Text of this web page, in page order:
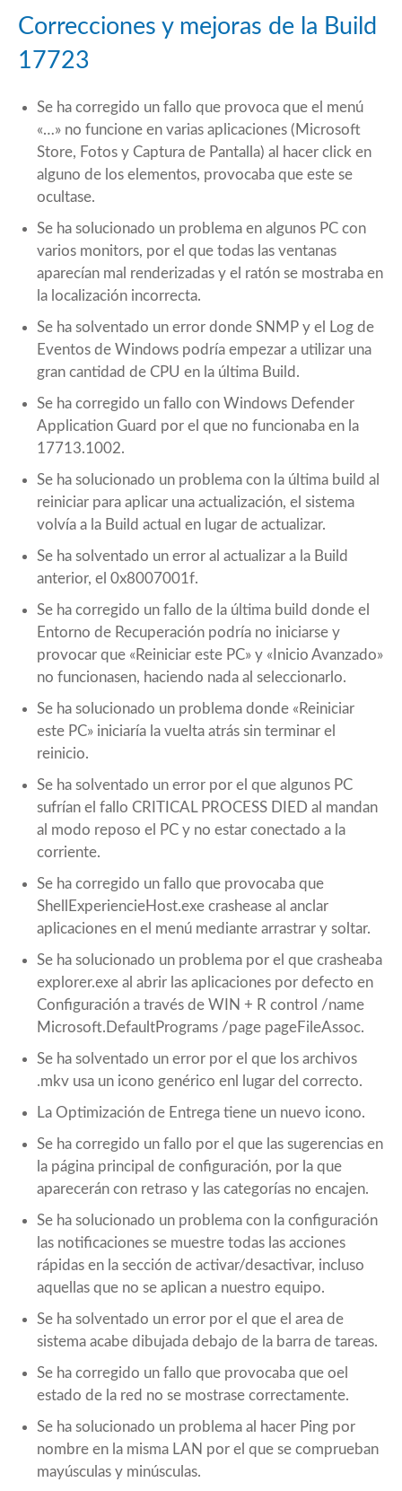
Correcciones y mejoras de la Build
17723
Se ha corregido un fallo que provoca que el menú
«…» no funcione en varias aplicaciones (Microsoft
Store, Fotos y Captura de Pantalla) al hacer click en
alguno de los elementos, provocaba que este se
ocultase.
Se ha solucionado un problema en algunos PC con
varios monitors, por el que todas las ventanas
aparecían mal renderizadas y el ratón se mostraba en
la localización incorrecta.
Se ha solventado un error donde SNMP y el Log de
Eventos de Windows podría empezar a utilizar una
gran cantidad de CPU en la última Build.
Se ha corregido un fallo con Windows Defender
Application Guard por el que no funcionaba en la
17713.1002.
Se ha solucionado un problema con la última build al
reiniciar para aplicar una actualización, el sistema
volvía a la Build actual en lugar de actualizar.
Se ha solventado un error al actualizar a la Build
anterior, el 0x8007001f.
Se ha corregido un fallo de la última build donde el
Entorno de Recuperación podría no iniciarse y
provocar que «Reiniciar este PC» y «Inicio Avanzado»
no funcionasen, haciendo nada al seleccionarlo.
Se ha solucionado un problema donde «Reiniciar
este PC» iniciaría la vuelta atrás sin terminar el
reinicio.
Se ha solventado un error por el que algunos PC
sufrían el fallo CRITICAL PROCESS DIED al mandan
al modo reposo el PC y no estar conectado a la
corriente.
Se ha corregido un fallo que provocaba que
ShellExperiencieHost.exe crashease al anclar
aplicaciones en el menú mediante arrastrar y soltar.
Se ha solucionado un problema por el que crasheaba
explorer.exe al abrir las aplicaciones por defecto en
Configuración a través de WIN + R control /name
Microsoft.DefaultPrograms /page pageFileAssoc.
Se ha solventado un error por el que los archivos
.mkv usa un icono genérico enl lugar del correcto.
La Optimización de Entrega tiene un nuevo icono.
Se ha corregido un fallo por el que las sugerencias en
la página principal de configuración, por la que
aparecerán con retraso y las categorías no encajen.
Se ha solucionado un problema con la configuración
las notificaciones se muestre todas las acciones
rápidas en la sección de activar/desactivar, incluso
aquellas que no se aplican a nuestro equipo.
Se ha solventado un error por el que el area de
sistema acabe dibujada debajo de la barra de tareas.
Se ha corregido un fallo que provocaba que oel
estado de la red no se mostrase correctamente.
Se ha solucionado un problema al hacer Ping por
nombre en la misma LAN por el que se comprueban
mayúsculas y minúsculas.